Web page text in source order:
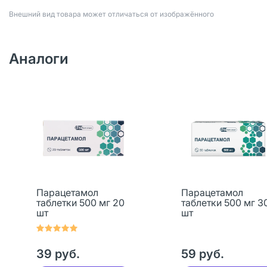
Bнешний вид товара может отличаться от изображённого
Аналоги
Парацетамол
таблетки 500 мг 20
шт
39 руб.
Парацетамол
таблетки 500 мг
шт
59 руб.